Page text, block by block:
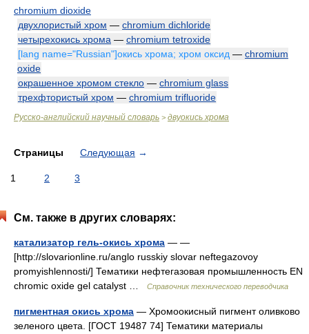
chromium dioxide
двухлористый хром — chromium dichloride
четырехокись хрома — chromium tetroxide
[lang name="Russian"]окись хрома; хром оксид — chromium
oxide
окрашенное хромом стекло — chromium glass
трехфтористый хром — chromium trifluoride
Русско-английский научный словарь > двуокись хрома
Страницы Следующая →
1 2 3
См. также в других словарях:
катализатор гель-окись хрома — —
[http://slovarionline.ru/anglo russkiy slovar neftegazovoy
promyishlennosti/] Тематики нефтегазовая промышленность EN
chromic oxide gel catalyst …
Справочник технического переводчика
пигментная окись хрома — Хромоокисный пигмент оливково
зеленого цвета. [ГОСТ 19487 74] Тематики материалы